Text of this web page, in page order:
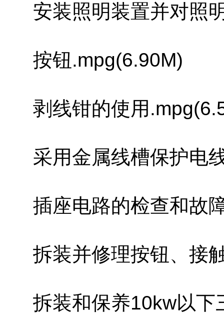
安装照明装置并对照明
按钮.mpg(6.90M)
剥线钳的使用
采用金属线槽保护电
插座电路的检查和故
拆装并修理按钮、接
拆装和保养10kw以下